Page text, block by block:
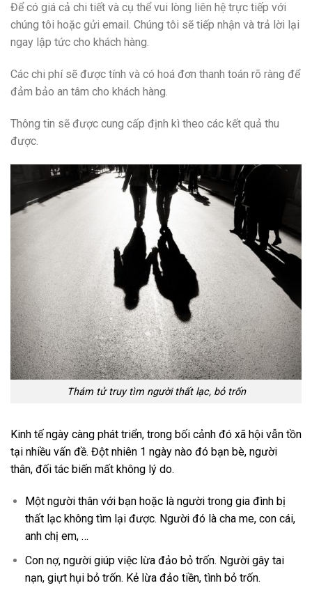
Để có giá cả chi tiết và cụ thể vui lòng liên hệ trực tiếp với
chúng tôi hoặc gửi email. Chúng tôi sẽ tiếp nhận và trả lời lại
ngay lập tức cho khách hàng.
Các chi phí sẽ được tính và có hoá đơn thanh toán rõ ràng để
đảm bảo an tâm cho khách hàng.
Thông tin sẽ được cung cấp định kì theo các kết quả thu
được.
Thám tử truy tìm người thất lạc, bỏ trốn
Kinh tế ngày càng phát triển, trong bối cảnh đó xã hội vẫn tồn
tại nhiều vấn đề. Đột nhiên 1 ngày nào đó bạn bè, người
thân, đối tác biến mất không lý do.
Một người thân với bạn hoặc là người trong gia đình bị
thất lạc không tìm lại được. Người đó là cha me, con cái,
anh chị em, …
Con nợ, người giúp việc lừa đảo bỏ trốn. Người gây tai
nạn, giựt hụi bỏ trốn. Kẻ lừa đảo tiền, tình bỏ trốn.